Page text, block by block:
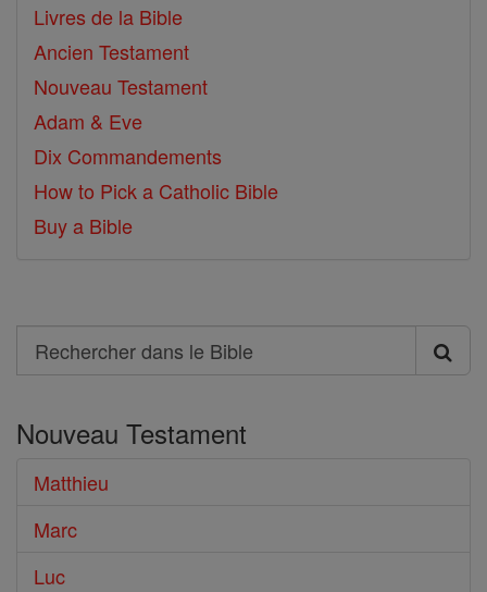
Livres de la Bible
Ancien Testament
Nouveau Testament
Adam & Eve
Dix Commandements
How to Pick a Catholic Bible
Buy a Bible
Search
Rechercher
le
Bible
Nouveau Testament
Matthieu
Marc
Luc